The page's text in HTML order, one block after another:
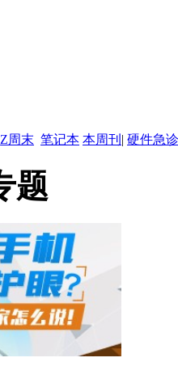
Z周末 笔记本 本周刊 | 硬件急
题